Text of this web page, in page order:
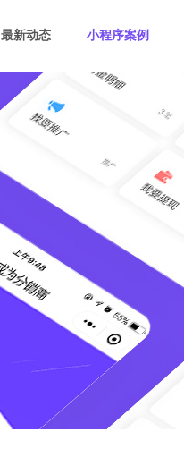
最新动态 小程序案例